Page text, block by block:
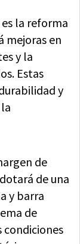
la reforma
mejoras en
y la
Estas
y
de
de una
y barra
de